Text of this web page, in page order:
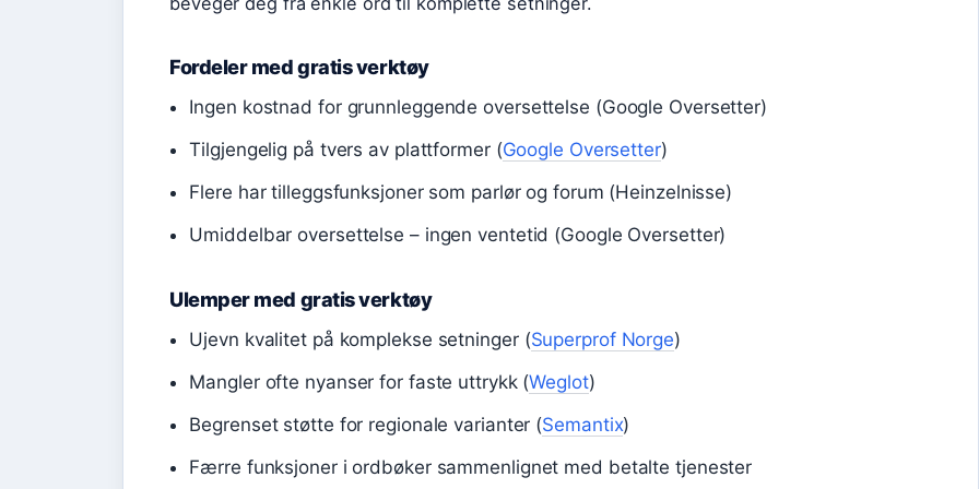
Fordeler med gratis verktøy
Ingen kostnad for grunnleggende oversettelse (Google Oversetter)
Tilgjengelig på tvers av plattformer (Google Oversetter)
Flere har tilleggsfunksjoner som parlør og forum (Heinzelnisse)
Umiddelbar oversettelse – ingen ventetid (Google Oversetter)
Ulemper med gratis verktøy
Ujevn kvalitet på komplekse setninger (Superprof Norge)
Mangler ofte nyanser for faste uttrykk (Weglot)
Begrenset støtte for regionale varianter (Semantix)
Færre funksjoner i ordbøker sammenlignet med betalte tjenester